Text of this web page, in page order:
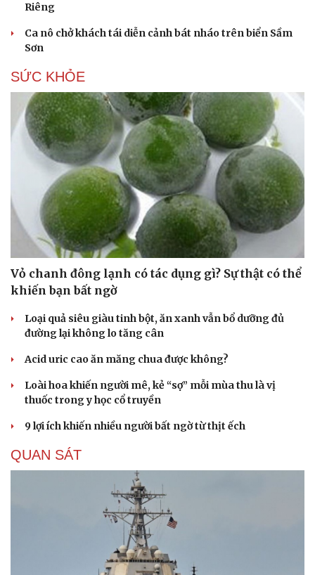
Riêng
Ca nô chở khách tái diễn cảnh bát nháo trên biển Sầm
Sơn
SỨC KHỎE
Vỏ chanh đông lạnh có tác dụng gì? Sự thật có thể
khiến bạn bất ngờ
Loại quả siêu giàu tinh bột, ăn xanh vẫn bổ dưỡng đủ
đường lại không lo tăng cân
Acid uric cao ăn măng chua được không?
Loài hoa khiến người mê, kẻ “sợ” mỗi mùa thu là vị
thuốc trong y học cổ truyền
9 lợi ích khiến nhiều người bất ngờ từ thịt ếch
QUAN SÁT